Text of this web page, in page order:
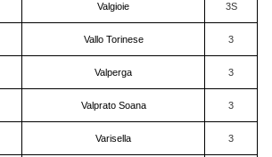
Valgioie 3S
Vallo Torinese 3
Valperga 3
Valprato Soana 3
Varisella 3